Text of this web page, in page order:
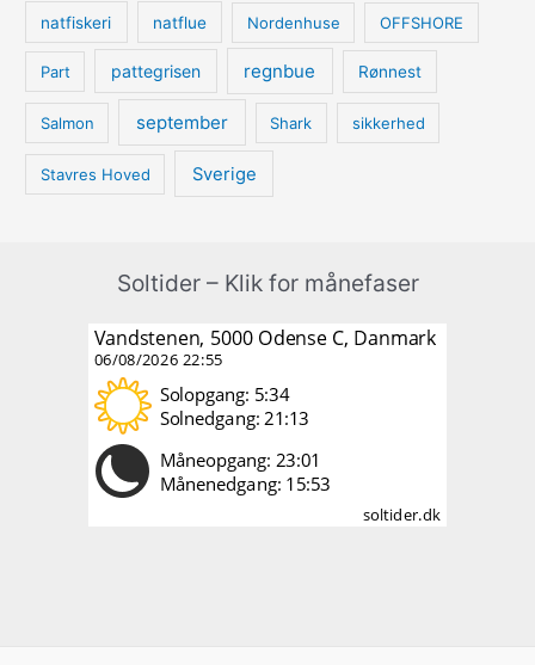
natfiskeri natflue Nordenhuse OFFSHORE
Part pattegrisen regnbue Rønnest
Salmon september Shark sikkerhed
Stavres Hoved Sverige
Soltider – Klik for månefaser